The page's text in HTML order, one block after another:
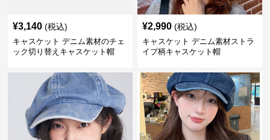
¥3,140 (税込)
キャスケット デニム素材のチェ
ック切り替えキャスケット帽
¥2,990 (税込)
キャスケット デニム素材ストラ
イプ柄キャスケット帽